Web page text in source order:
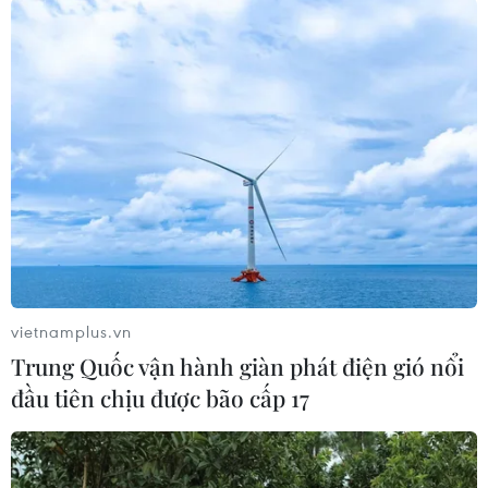
#Ngành cơ học chất lỏng
#Điện hạt nhân
#Thủy điện
Theo dõi VietnamPlus
vietnamplus.vn
Trung Quốc vận hành giàn phát điện gió nổi
đầu tiên chịu được bão cấp 17